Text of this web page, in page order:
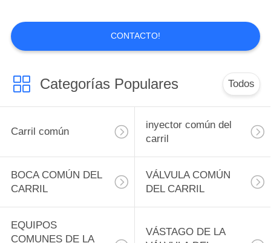
CONTACTO!
Categorías Populares Todos
Carril común
inyector común del
carril
BOCA COMÚN DEL
CARRIL
VÁLVULA COMÚN
DEL CARRIL
EQUIPOS
COMUNES DE LA
VÁSTAGO DE LA